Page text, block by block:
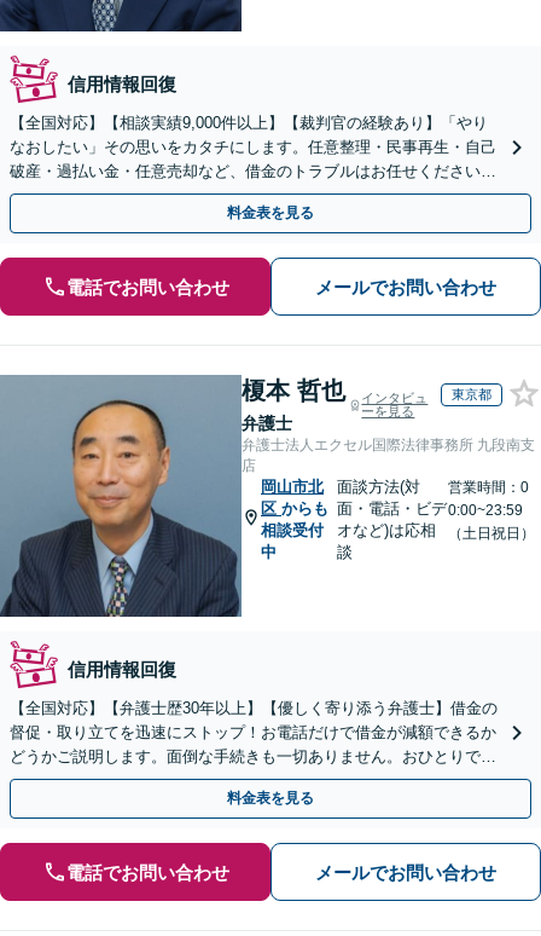
信用情報回復
【全国対応】【相談実績9,000件以上】【裁判官の経験あり】「やり
なおしたい」その思いをカタチにします。任意整理・民事再生・自己
破産・過払い金・任意売却など、借金のトラブルはお任せください。
【初回相談無料】【全国対応可能】
料金表を見る
電話でお問い合わせ メールでお問い合わせ
榎本 哲也
弁護士
インタビュ
ーを見る
東京都
弁護士法人エクセル国際法律事務所 九段南支
店
岡山市北
区 からも
相談受付
中
面談方法(対
面・電話・ビデ
オなど)は応相
談
営業時間：0
0:00~23:59
（土日祝日）
信用情報回復
【全国対応】【弁護士歴30年以上】【優しく寄り添う弁護士】借金の
督促・取り立てを迅速にストップ！お電話だけで借金が減額できるか
どうかご説明します。面倒な手続きも一切ありません。おひとりで悩
まず、お気軽にご相談ください。【電話相談可】
料金表を見る
電話でお問い合わせ メールでお問い合わせ